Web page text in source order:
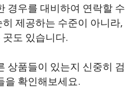
경우를 대비하여 연락할 수
제공하는 수준이 아니라,
도 있습니다.
상품들이 있는지 신중히 검
을 확인해보세요.